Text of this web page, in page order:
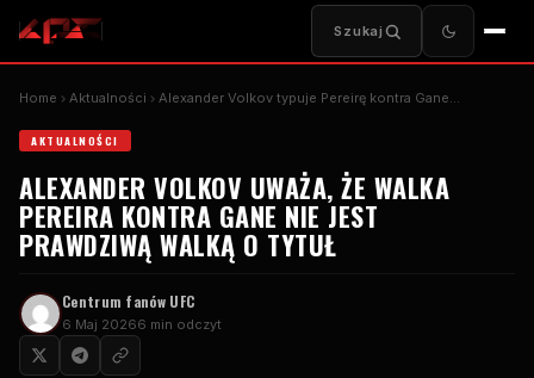
Szukaj
Home Aktualności Alexander Volkov typuje Pereirę kontra Gane…
AKTUALNOŚCI
ALEXANDER VOLKOV UWAŻA, ŻE ​​WALKA
PEREIRA KONTRA GANE NIE JEST
PRAWDZIWĄ WALKĄ O TYTUŁ
Centrum fanów UFC
6 Maj 20266 min odczyt